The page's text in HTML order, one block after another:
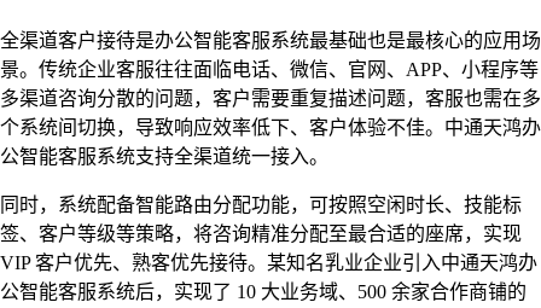
全渠道客户接待是办公智能客服系统最基础也是最核心的应用场
景。传统企业客服往往面临电话、微信、官网、APP、小程序等
多渠道咨询分散的问题，客户需要重复描述问题，客服也需在多
个系统间切换，导致响应效率低下、客户体验不佳。中通天鸿办
公智能客服系统支持全渠道统一接入。
同时，系统配备智能路由分配功能，可按照空闲时长、技能标
签、客户等级等策略，将咨询精准分配至最合适的座席，实现
VIP 客户优先、熟客优先接待。某知名乳业企业引入中通天鸿办
公智能客服系统后，实现了 10 大业务域、500 余家合作商铺的